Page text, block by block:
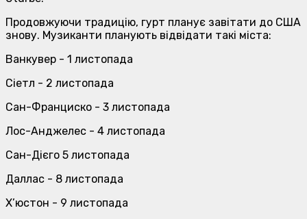
Продовжуючи традицію, гурт планує завітати до США
знову. Музиканти планують відвідати такі міста:
Ванкувер - 1 листопада
Сіетл - 2 листопада
Сан-Франциско - 3 листопада
Лос-Анджелес - 4 листопада
Сан-Дієго 5 листопада
Даллас - 8 листопада
Х’юстон - 9 листопада